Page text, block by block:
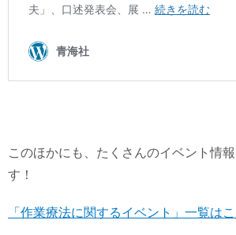
このほかにも、たくさんのイベント情
す！
「作業療法に関するイベント」一覧は